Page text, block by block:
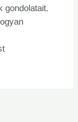
gondolatait.